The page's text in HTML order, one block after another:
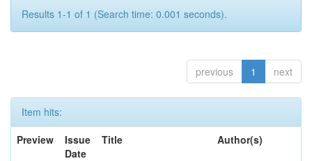
Results 1-1 of 1 (Search time: 0.001 seconds).
previous 1 next
Item hits:
Preview
Issue
Date
Title Author(s)